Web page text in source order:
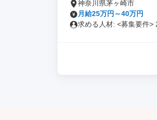
神奈川県茅ヶ崎市
月給25万円～40万円
求める人材: <募集要件>